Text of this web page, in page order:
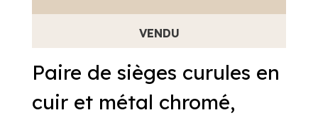
Paire de sièges curules en
cuir et métal chromé,